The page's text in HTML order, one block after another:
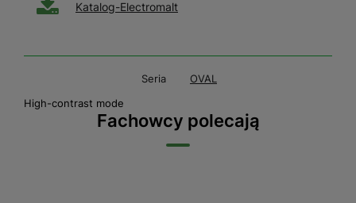
Katalog-Electromalt
Seria
OVAL
High-contrast mode
Fachowcy polecają